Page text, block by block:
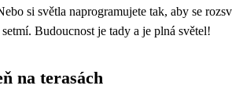
si světla naprogramujete tak, aby se
Budoucnost je tady a je plná světel!
na terasách